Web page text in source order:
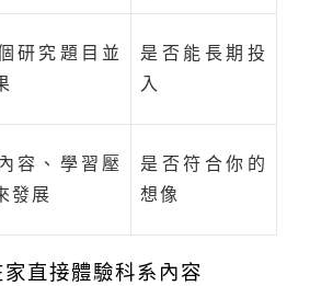
研究題目並
是否能長期投
入
容、學習壓
發展
是否符合你的
想像
直接體驗科系內容